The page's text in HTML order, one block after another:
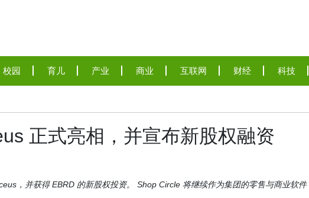
校园 育儿 产业 商业 互联网 财经 科技
正式亮相，并宣布新股权融资
，并获得 EBRD 的新股权投资。 Shop Circle 将继续作为集团的零售与商业软件